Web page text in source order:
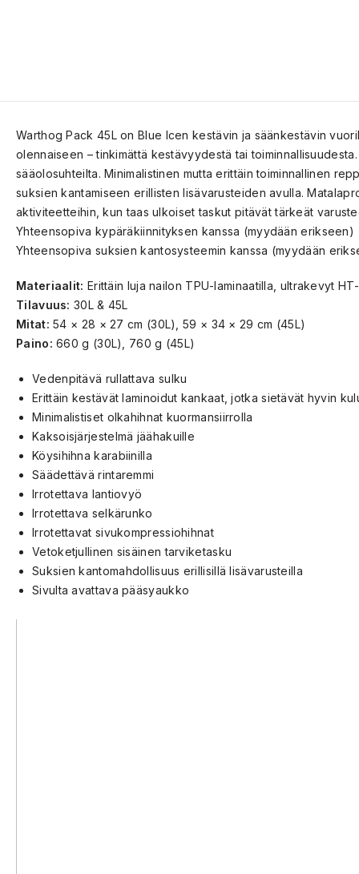
Warthog Pack 45L on Blue Icen kestävin ja säänkestävin
olennaiseen – tinkimättä kestävyydestä tai
sääolosuhteilta. Minimalistinen mutta erittäin toiminnallinen
suksien kantamiseen erillisten lisävarusteiden avulla.
aktiviteetteihin, kun taas ulkoiset taskut pitävät tärkeät
Yhteensopiva kypäräkiinnityksen kanssa (myydään erikseen)
Yhteensopiva suksien kantosysteemin kanssa (myydään
Materiaalit: Erittäin luja nailon TPU-laminaatilla, ultrakevyt
Tilavuus: 30L & 45L
Mitat: 54 × 28 × 27 cm (30L), 59 × 34 × 29 cm (45L)
Paino: 660 g (30L), 760 g (45L)
Vedenpitävä rullattava sulku
Erittäin kestävät laminoidut kankaat, jotka sietävät hyvin
Minimalistiset olkahihnat kuormansiirrolla
Kaksoisjärjestelmä jäähakuille
Köysihihna karabiinilla
Säädettävä rintaremmi
Irrotettava lantiovyö
Irrotettava selkärunko
Irrotettavat sivukompressiohihnat
Vetoketjullinen sisäinen tarviketasku
Suksien kantomahdollisuus erillisillä lisävarusteilla
Sivulta avattava pääsyaukko